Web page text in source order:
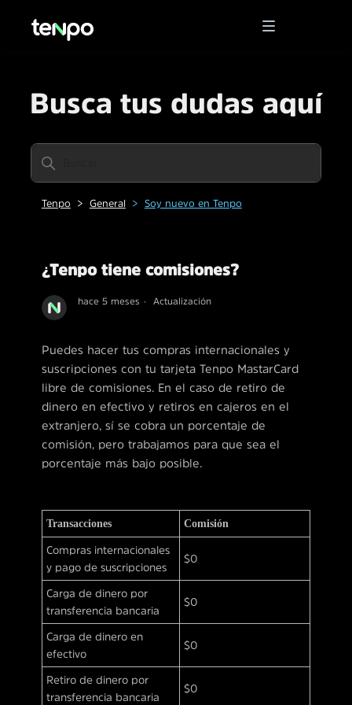
Busca tus dudas aquí
Tenpo General Soy nuevo en Tenpo
¿Tenpo tiene comisiones?
hace 5 meses Actualización
Puedes hacer tus compras internacionales y
suscripciones con tu tarjeta Tenpo MastarCard
libre de comisiones. En el caso de retiro de
dinero en efectivo y retiros en cajeros en el
extranjero, sí se cobra un porcentaje de
comisión, pero trabajamos para que sea el
porcentaje más bajo posible.
Transacciones Comisión
Compras internacionales
y pago de suscripciones
$0
Carga de dinero por
transferencia bancaria
$0
Carga de dinero en
efectivo
$0
Retiro de dinero por
transferencia bancaria
$0